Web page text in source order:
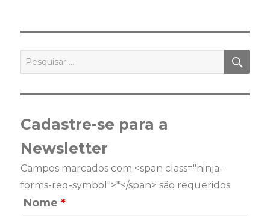
por:
Cadastre-se para a
Newsletter
Campos marcados com <span class="ninja-
forms-req-symbol">*</span> são requeridos
Nome*